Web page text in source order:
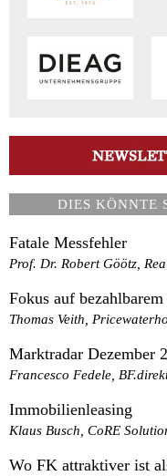
DIES KÖNNTE
Fatale Messfehler
Prof. Dr. Robert Göötz,
Fokus auf
Thomas Veith,
Marktradar Dezember
Francesco Fedele,
Immobilienleasing
Klaus Busch, CoRE
Wo FK attraktiver ist